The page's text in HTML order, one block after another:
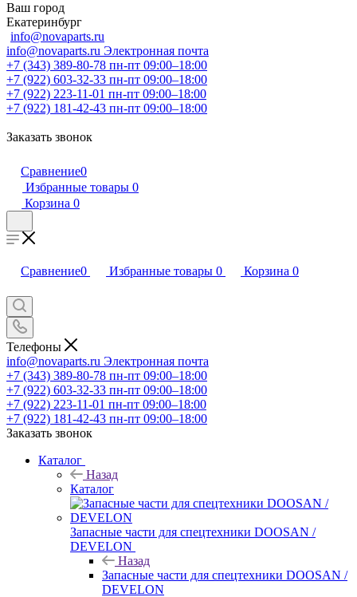
Ваш город
Екатеринбург
info@novaparts.ru
info@novaparts.ru Электронная почта
+7 (343) 389-80-78 пн-пт 09:00–18:00
+7 (922) 603-32-33 пн-пт 09:00–18:00
+7 (922) 223-11-01 пн-пт 09:00–18:00
+7 (922) 181-42-43 пн-пт 09:00–18:00
Заказать звонок
Сравнение0
Избранные товары 0
Корзина 0
Сравнение0 Избранные товары 0 Корзина 0
Телефоны
info@novaparts.ru Электронная почта
+7 (343) 389-80-78 пн-пт 09:00–18:00
+7 (922) 603-32-33 пн-пт 09:00–18:00
+7 (922) 223-11-01 пн-пт 09:00–18:00
+7 (922) 181-42-43 пн-пт 09:00–18:00
Заказать звонок
Каталог
Назад
Каталог
Запасные части для спецтехники DOOSAN /
DEVELON
Назад
Запасные части для спецтехники DOOSAN /
DEVELON